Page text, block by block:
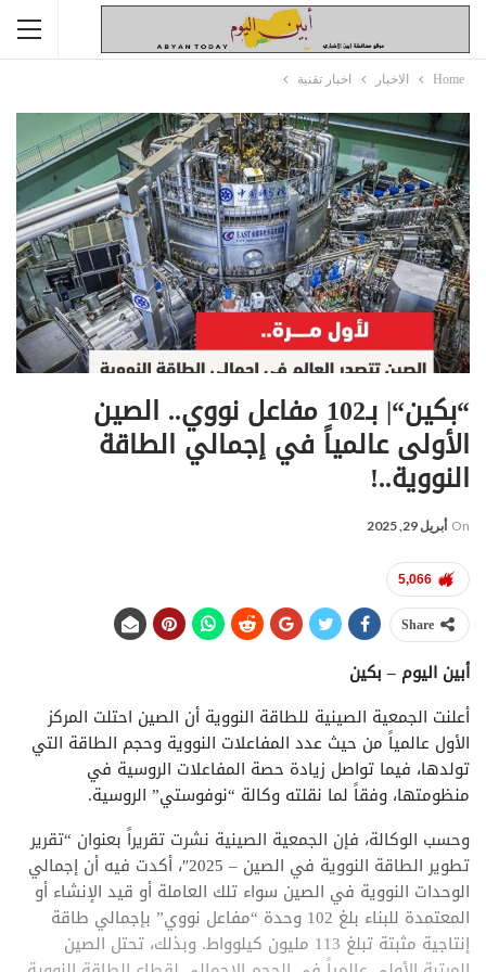
Home الاخبار اخبار تقنية
“بكين“| بـ102 مفاعل نووي.. الصين
الأولى عالمياً في إجمالي الطاقة
النووية..!
On أبريل 29, 2025
5,066
Share
أبين اليوم – بكين
أعلنت الجمعية الصينية للطاقة النووية أن الصين احتلت المركز
الأول عالمياً من حيث عدد المفاعلات النووية وحجم الطاقة التي
تولدها، فيما تواصل زيادة حصة المفاعلات الروسية في
منظومتها، وفقاً لما نقلته وكالة “نوفوستي” الروسية.
وحسب الوكالة، فإن الجمعية الصينية نشرت تقريراً بعنوان “تقرير
تطوير الطاقة النووية في الصين – 2025″، أكدت فيه أن إجمالي
الوحدات النووية في الصين سواء تلك العاملة أو قيد الإنشاء أو
المعتمدة للبناء بلغ 102 وحدة “مفاعل نووي” بإجمالي طاقة
إنتاجية مثبتة تبلغ 113 مليون كيلوواط. وبذلك، تحتل الصين